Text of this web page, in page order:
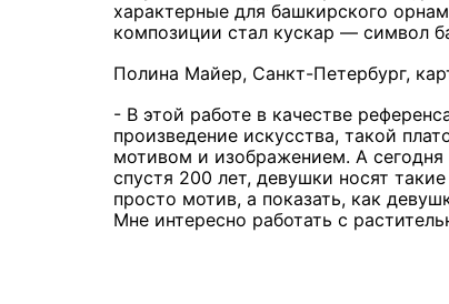
характерные для башкирского
композиции стал кускар — символ
Полина Майер, Санкт-Петербург,
- В этой работе в качестве
произведение искусства, такой
мотивом и изображением. А
спустя 200 лет, девушки носят
просто мотив, а показать, как
Мне интересно работать с